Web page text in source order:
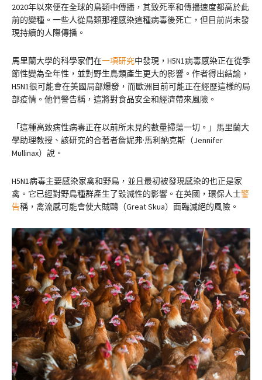
2020年以來便在全球的鳥類中傳播，其致死率和傳播速度都高於此
前的變種。一些人從鳥類那裡感染這種病毒後死亡，但目前尚未發
現持續的人際傳播。
馬里蘭大學的科學家們在一項研究中發現，H5N1病毒感染正在從季
節性變為全年性，並對野生鳥類產生更大的影響。作者得出結論，
H5N1很可能會在美國局部爆發，而歐洲目前可能正在經歷這樣的局
部疫情。他們警告稱，這將對食品安全和經濟帶來風險。
「這種高致病性病毒正在以前所未見的數量掃蕩一切。」馬里蘭大
學助理教授、該研究的合著者詹妮弗·馬利納克斯（Jennifer
Mullinax）說。
H5N1病毒主要感染家禽和野鳥，並且最初被發現感染的也正是家
禽。它已經對野鳥種群產生了毀滅性的影響。在英國，環保人士警
告稱，禽流感可能會使大賊鷗（Great Skua）面臨滅絕的風險。